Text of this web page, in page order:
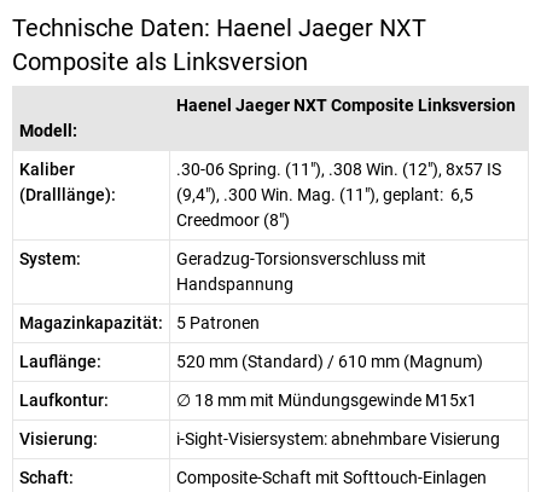
Technische Daten: Haenel Jaeger NXT
Composite als Linksversion
Modell:
Haenel Jaeger NXT Composite Linksversion
Kaliber
(Dralllänge):
.30-06 Spring. (11"), .308 Win. (12"), 8x57 IS
(9,4"), .300 Win. Mag. (11"), geplant: 6,5
Creedmoor (8")
System:
Geradzug-Torsionsverschluss mit
Handspannung
Magazinkapazität:
5 Patronen
Lauflänge:
520 mm (Standard) / 610 mm (Magnum)
Laufkontur:
∅ 18 mm mit Mündungsgewinde M15x1
Visierung:
i-Sight-Visiersystem: abnehmbare Visierung
Schaft:
Composite-Schaft mit Softtouch-Einlagen